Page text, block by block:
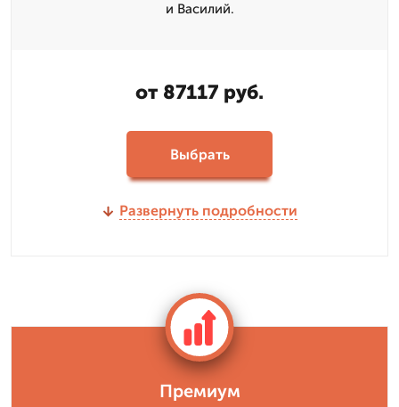
и Василий.
от 87117 руб.
Выбрать
Развернуть подробности
Премиум